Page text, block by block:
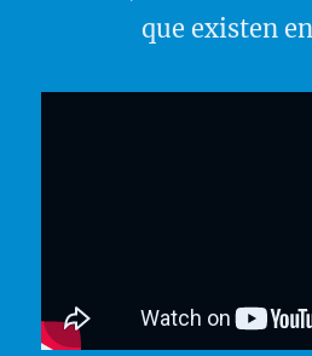
que existen